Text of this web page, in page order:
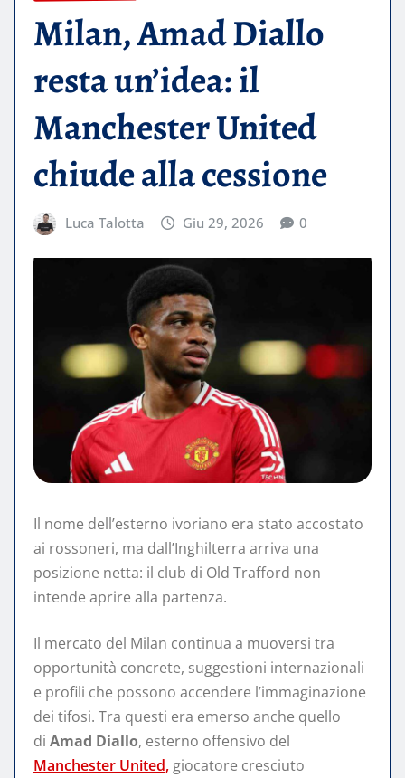
Milan, Amad Diallo
resta un’idea: il
Manchester United
chiude alla cessione
Luca Talotta Giu 29, 2026 0
Il nome dell’esterno ivoriano era stato accostato
ai rossoneri, ma dall’Inghilterra arriva una
posizione netta: il club di Old Trafford non
intende aprire alla partenza.
Il mercato del Milan continua a muoversi tra
opportunità concrete, suggestioni internazionali
e profili che possono accendere l’immaginazione
dei tifosi. Tra questi era emerso anche quello
di Amad Diallo, esterno offensivo del
Manchester United, giocatore cresciuto